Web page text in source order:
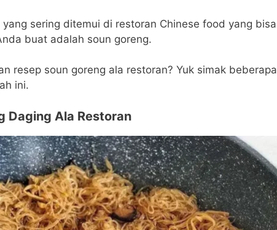
yang sering ditemui di restoran Chinese food yang bisa
buat adalah soun goreng.
resep soun goreng ala restoran? Yuk simak beberapa
ini.
Daging Ala Restoran